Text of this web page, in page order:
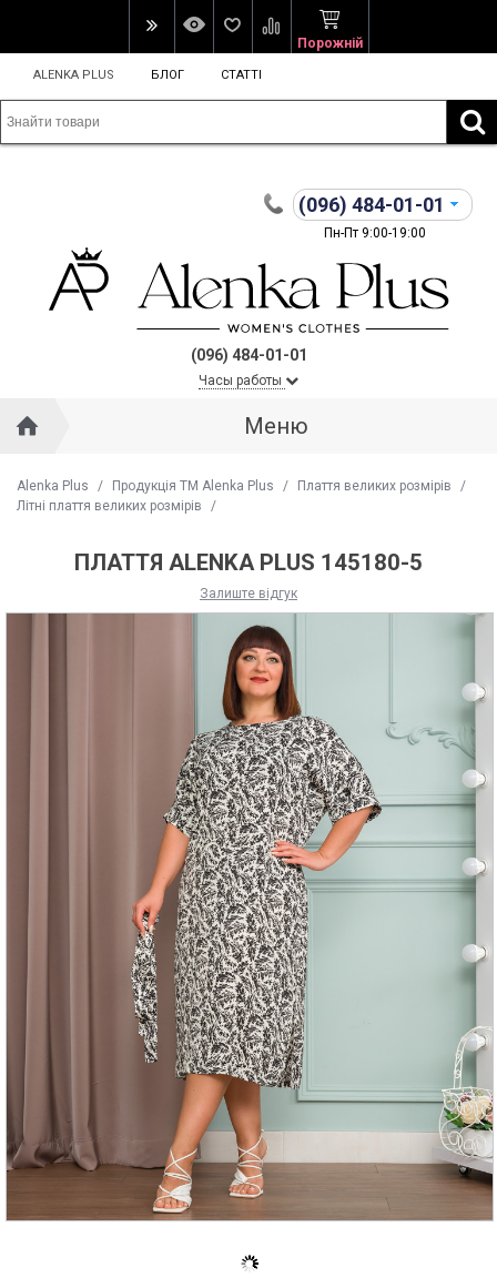
Порожній
ALENKA PLUS БЛОГ СТАТТІ
(096) 484-01-01
Пн-Пт 9:00-19:00
(096) 484-01-01
Часы работы
Меню
Alenka Plus / Продукція ТМ Alenka Plus / Плаття великих розмірів
/
Літні плаття великих розмірів
/
ПЛАТТЯ ALENKA PLUS 145180-5
Залиште відгук